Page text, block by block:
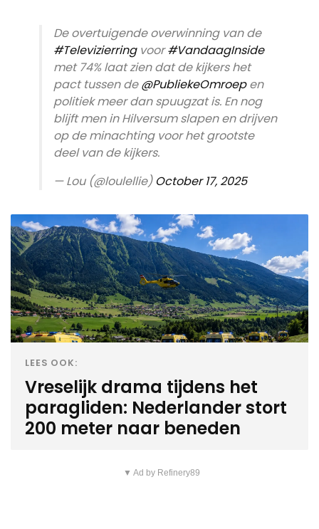
De overtuigende overwinning van de
#Televizierringvoor#VandaagInside
met 74% laat zien dat de kijkers het
pact tussen de@PubliekeOmroepen
politiek meer dan spuugzat is. En nog
blijft men in Hilversum slapen en drijven
op de minachting voor het grootste
deel van de kijkers.
— Lou (@loulellie) October 17, 2025
LEES OOK:
Vreselijk drama tijdens het
paragliden: Nederlander stort
200 meter naar beneden
▼ Ad by Refinery89